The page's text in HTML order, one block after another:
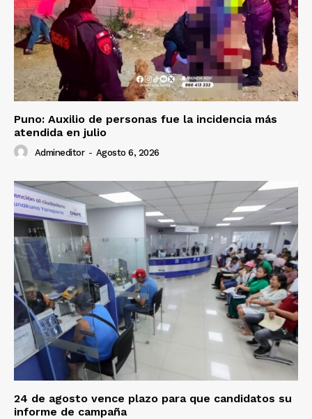
Puno: Auxilio de personas fue la incidencia más
atendida en julio
Admineditor - Agosto 6, 2026
24 de agosto vence plazo para que candidatos su
informe de campaña